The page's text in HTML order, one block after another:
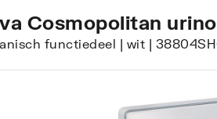
Cosmopolitan
functiedeel | wit |